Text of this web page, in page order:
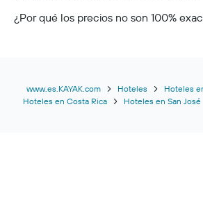
¿Por qué los precios no son 100%
www.es.KAYAK.com Hoteles
Hoteles
Hoteles en Costa Rica
Hoteles en San José